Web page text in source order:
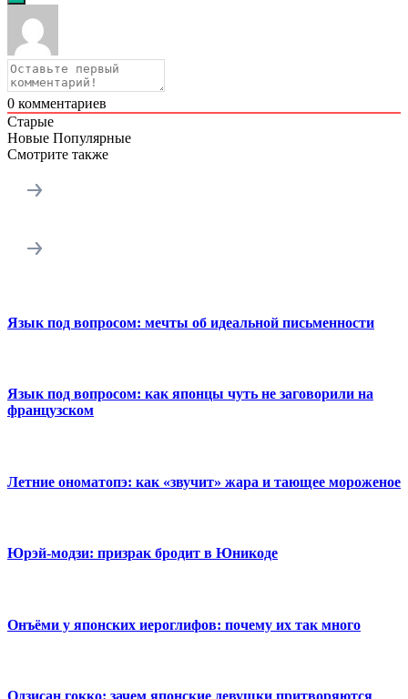
0 комментариев
Старые
Новые Популярные
Смотрите также
Язык под вопросом: мечты об идеальной письменности
Язык под вопросом: как японцы чуть не заговорили на
французском
Летние ономатопэ: как «звучит» жара и тающее мороженое
Юрэй-модзи: призрак бродит в Юникоде
Онъёми у японских иероглифов: почему их так много